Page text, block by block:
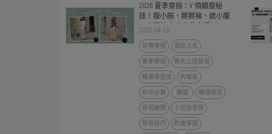
2026 夏季穿搭：V 領顯瘦秘
技！瘦小臉、掰掰袖、遮小腹
一次解決 台中女生必看
2026-04-19
早春穿搭
雪紡上衣
春季穿搭
春天上班穿搭
職場穿搭女
內增高
台中必買
顯瘦
顯瘦穿搭
穿搭顧問
上班族穿搭
穿搭技巧
約會穿搭